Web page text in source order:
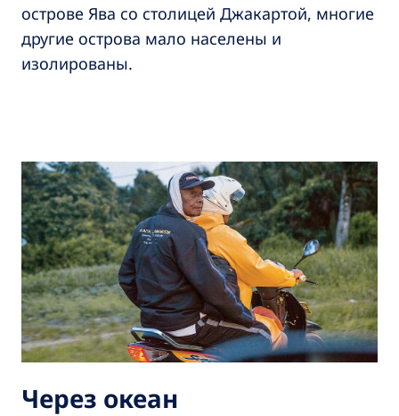
острове Ява со столицей Джакартой, многие
другие острова мало населены и
изолированы.
Через океан